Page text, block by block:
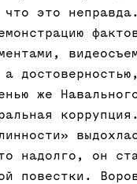
это
же
надолго, он
повестки.